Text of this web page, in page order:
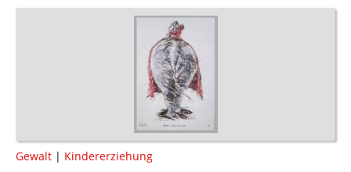
Gewalt | Kindererziehung